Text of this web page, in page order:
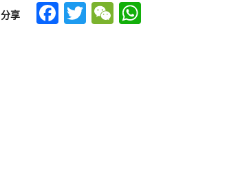
分享 Facebook
TwitterWeChat